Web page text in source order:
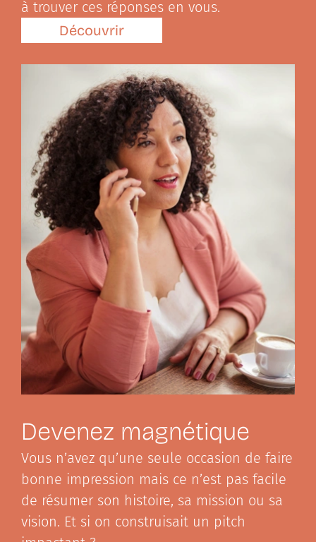
à trouver ces réponses en vous.
Découvrir
Devenez magnétique
Vous n’avez qu’une seule occasion de faire
bonne impression mais ce n’est pas facile
de résumer son histoire, sa mission ou sa
vision. Et si on construisait un pitch